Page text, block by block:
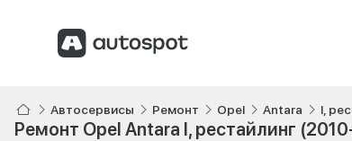
Автосервисы Ремонт Opel Antara I,
Ремонт Opel Antara I, рестайлинг